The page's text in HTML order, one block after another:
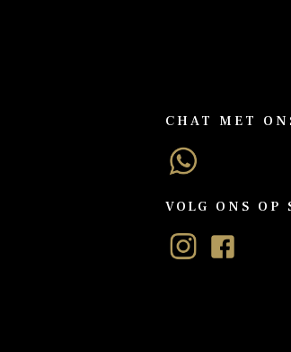
CHAT MET
VOLG ONS